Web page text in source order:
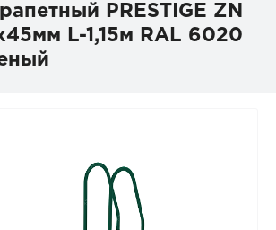
PRESTIGE ZN
L-1,15м RAL 6020